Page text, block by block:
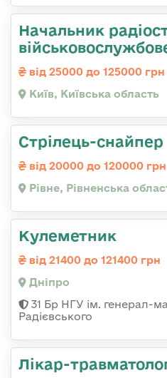
Начальник
від 25000 до 125000 грн
Київ, Київська область
Стрілець-снайпер
від 20000 до 120000 грн
Рівне, Рівненська
Кулеметник
від 21400 до 121400 грн
Дніпро
31 Бр НГУ ім. генерал-
Радієвського
Лікар-